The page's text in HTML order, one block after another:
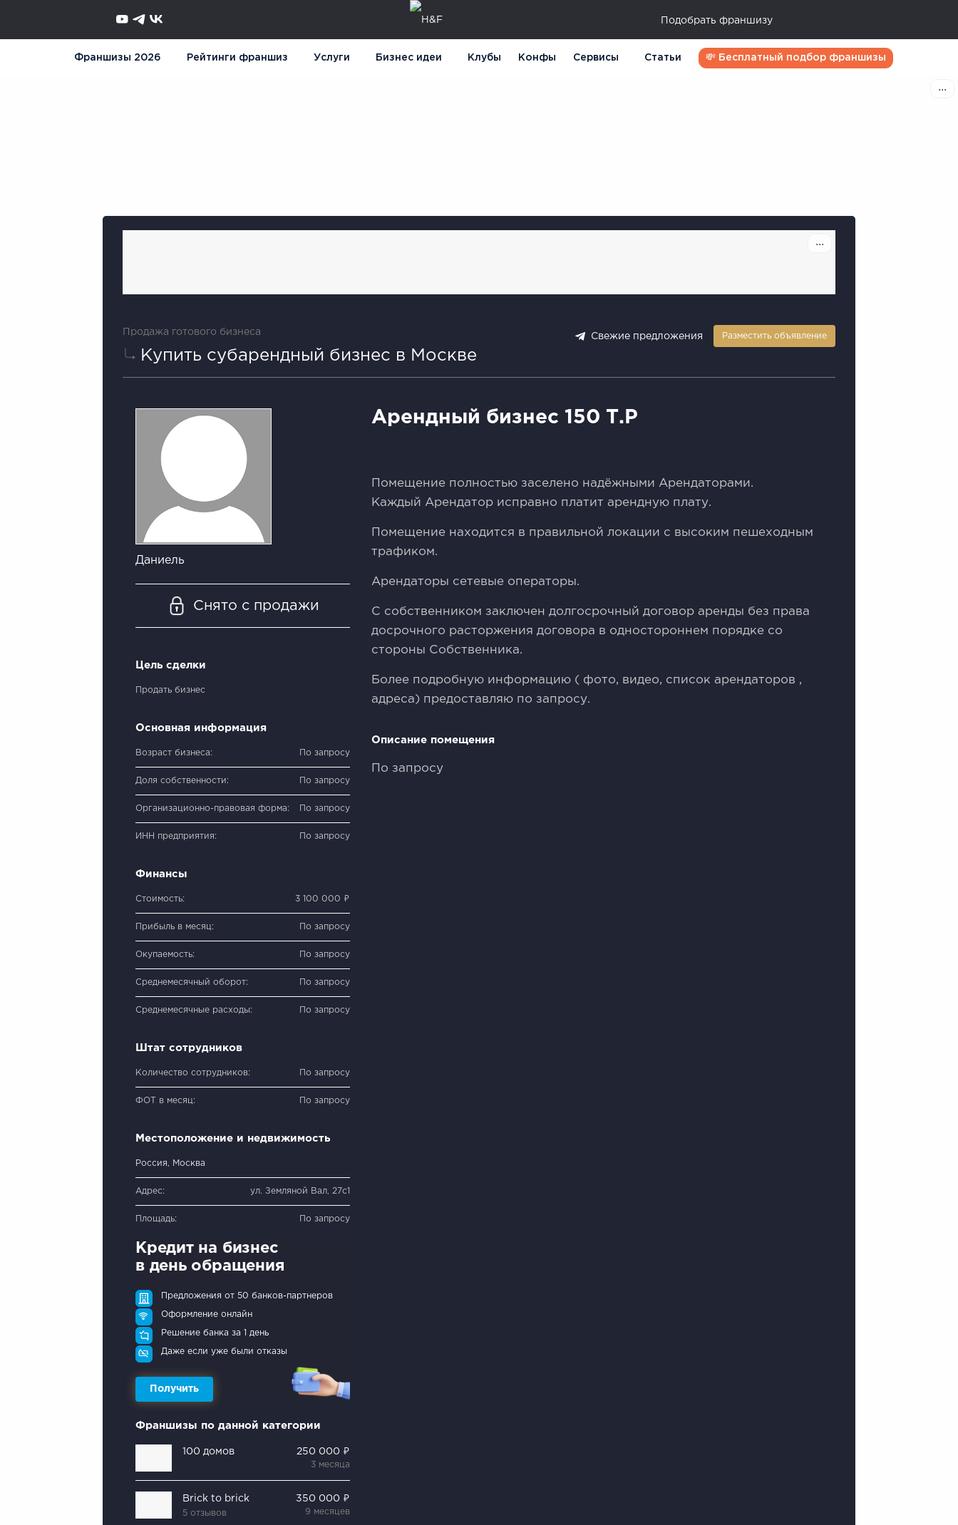
Подобрать франшизу
Франшизы 2026 Рейтинги франшиз Услуги Бизнес идеи Клубы Конфы Сервисы Статьи 💸 Бесплатный подбор франшизы
Продажа готового бизнеса
Купить субарендный бизнес в Москве
Свежие предложения Разместить объявление
Даниель
Снято с продажи
Цель сделки
Продать бизнес
Основная информация
Возраст бизнеса: По запросу
Доля собственности: По запросу
Организационно-правовая форма: По запросу
ИНН предприятия: По запросу
Финансы
Стоимость: 3 100 000 ₽
Прибыль в месяц: По запросу
Окупаемость: По запросу
Среднемесячный оборот: По запросу
Среднемесячные расходы: По запросу
Штат сотрудников
Количество сотрудников: По запросу
ФОТ в месяц: По запросу
Местоположение и недвижимость
Россия, Москва
Адрес: ул. Земляной Вал, 27с1
Площадь: По запросу
Кредит на бизнес
в день обращения
Предложения от 50 банков-партнеров
Оформление онлайн
Решение банка за 1 день
Даже если уже были отказы
Получить
Франшизы по данной категории
100 домов 250 000 ₽
3 месяца
Brick to brick
5 отзывов
350 000 ₽
9 месяцев
Арендный бизнес 150 Т.Р
Помещение полностью заселено надёжными Арендаторами.
Каждый Арендатор исправно платит арендную плату.
Помещение находится в правильной локации с высоким пешеходным
трафиком.
Арендаторы сетевые операторы.
С собственником заключен долгосрочный договор аренды без права
досрочного расторжения договора в одностороннем порядке со
стороны Собственника.
Более подробную информацию ( фото, видео, список арендаторов ,
адреса) предоставляю по запросу.
Описание помещения
По запросу